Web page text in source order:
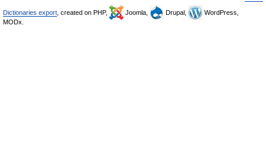
Dictionaries export , created on PHP, Joomla, Drupal,
WordPress,
MODx.